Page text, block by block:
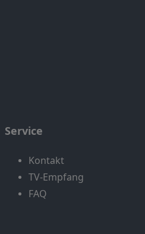
Service
Kontakt
TV-Empfang
FAQ